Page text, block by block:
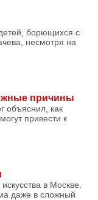
борющихся с
несмотря на
причины
объяснил, как
привести к
в Москве.
даже в сложный